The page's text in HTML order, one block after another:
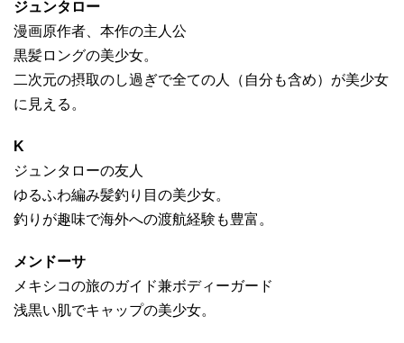
ジュンタロー
漫画原作者、本作の主人公
黒髪ロングの美少女。
二次元の摂取のし過ぎで全ての人（自分も含め）が美少女
に見える。
K
ジュンタローの友人
ゆるふわ編み髪釣り目の美少女。
釣りが趣味で海外への渡航経験も豊富。
メンドーサ
メキシコの旅のガイド兼ボディーガード
浅黒い肌でキャップの美少女。